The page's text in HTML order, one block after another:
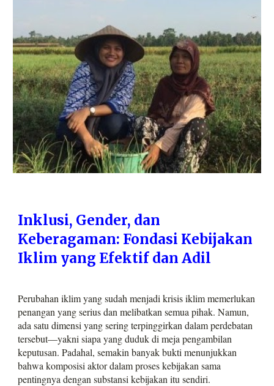
Inklusi, Gender, dan
Keberagaman: Fondasi Kebijakan
Iklim yang Efektif dan Adil
Perubahan iklim yang sudah menjadi krisis iklim memerlukan
penangan yang serius dan melibatkan semua pihak. Namun,
ada satu dimensi yang sering terpinggirkan dalam perdebatan
tersebut—yakni siapa yang duduk di meja pengambilan
keputusan. Padahal, semakin banyak bukti menunjukkan
bahwa komposisi aktor dalam proses kebijakan sama
pentingnya dengan substansi kebijakan itu sendiri.